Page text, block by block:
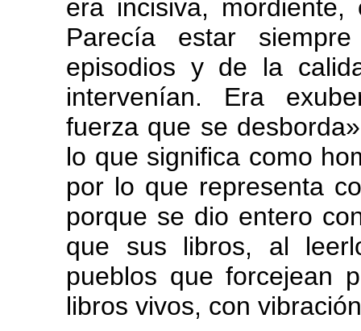
era incisiva,
Parecía estar
episodios y de la
intervenían. Era
fuerza que se
lo que significa como
por lo que representa
porque se dio entero
que sus libros, al
pueblos que forcejean
libros vivos, con